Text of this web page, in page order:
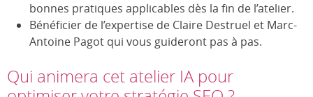
bonnes pratiques applicables dès la fin de l’atelier.
Bénéficier de l’expertise de Claire Destruel et Marc-
Antoine Pagot qui vous guideront pas à pas.
Qui animera cet atelier IA pour